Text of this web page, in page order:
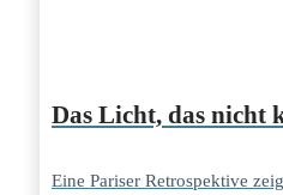
Das Licht, das nicht
Eine Pariser Retrospektive